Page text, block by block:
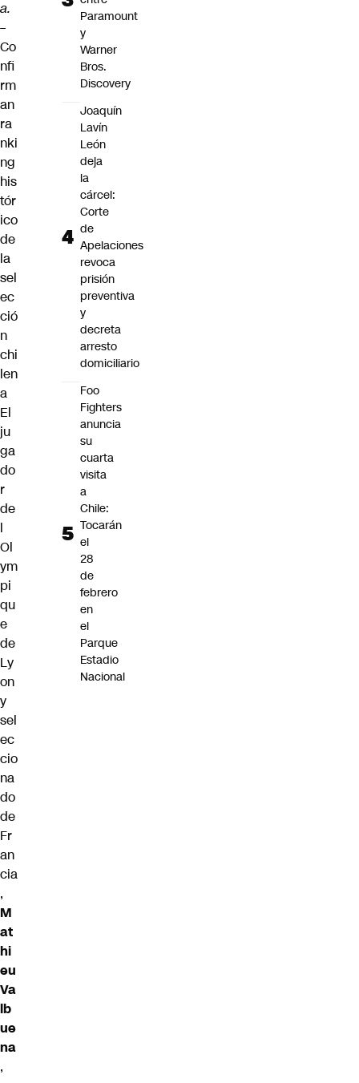
a.
–
Co
nfi
rm
an
ra
nki
ng
his
tór
ico
de
la
sel
ec
ció
n
chi
len
a
El
ju
ga
do
r
de
l
Ol
ym
pi
qu
e
de
Ly
on
y
sel
ec
cio
na
do
de
Fr
an
cia
,
M
at
hi
eu
Va
lb
ue
na
,
Paramount
y
Warner
Bros.
Discovery
Joaquín
Lavín
León
deja
la
cárcel:
Corte
de
Apelaciones
revoca
prisión
preventiva
y
decreta
arresto
domiciliario
Foo
Fighters
anuncia
su
cuarta
visita
a
Chile:
Tocarán
el
28
de
febrero
en
el
Parque
Estadio
Nacional